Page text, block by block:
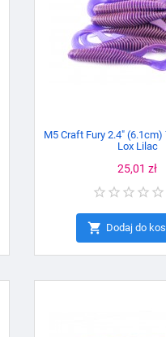
M5 Craft Fury 2.4"
Lox Lilac
Cena
25,01 zł
 Dodaj do